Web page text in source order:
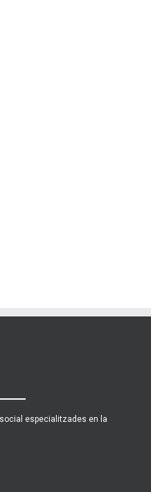
especialitzades en la